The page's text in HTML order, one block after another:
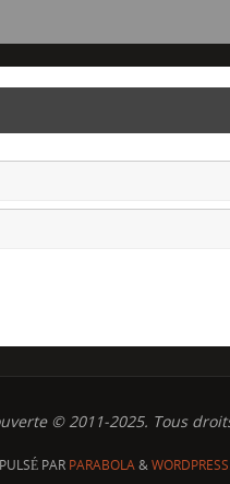
© 2011-2025. Tous
PAR PARABOLA&